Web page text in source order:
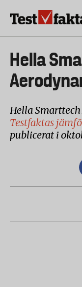
Huvudmeny
ny
Hella
Hella
Testfaktas
publicerat i